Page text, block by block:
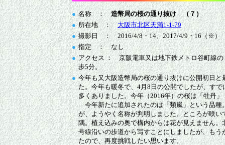
● 名称 ：造幣局の桜の通り抜け （７）
● 所在地 ：大阪市北区天満1-1-79
● 撮影日 ： 2016/4/8・14、2017/4/9・16（※）
● 指定 ： なし
● アクセス ： 京阪電車又は地下鉄メトロ谷町線の
歩5分。
● 今年も又大阪造幣局の桜の通り抜けに公開初日と
た。今年も暖冬で、4月8日の公開でしたが、す
多くありました。今年（2016年）の桜は「牡丹
今年新たに追加されたのは「類嵐」という品種
が、ようやく名称が判明しました。ところが咲い
隅。植え込みの奥で構内からは花が見えません。
号線沿いの歩道から写すことにしましたが、もう
たので、再度挑戦したい思います。